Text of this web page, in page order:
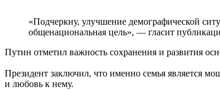
«Подчеркну, улучшение демографической
общенациональная цель», — гласит
Путин отметил важность сохранения и развития
Президент заключил, что именно семья является
и любовь к нему.